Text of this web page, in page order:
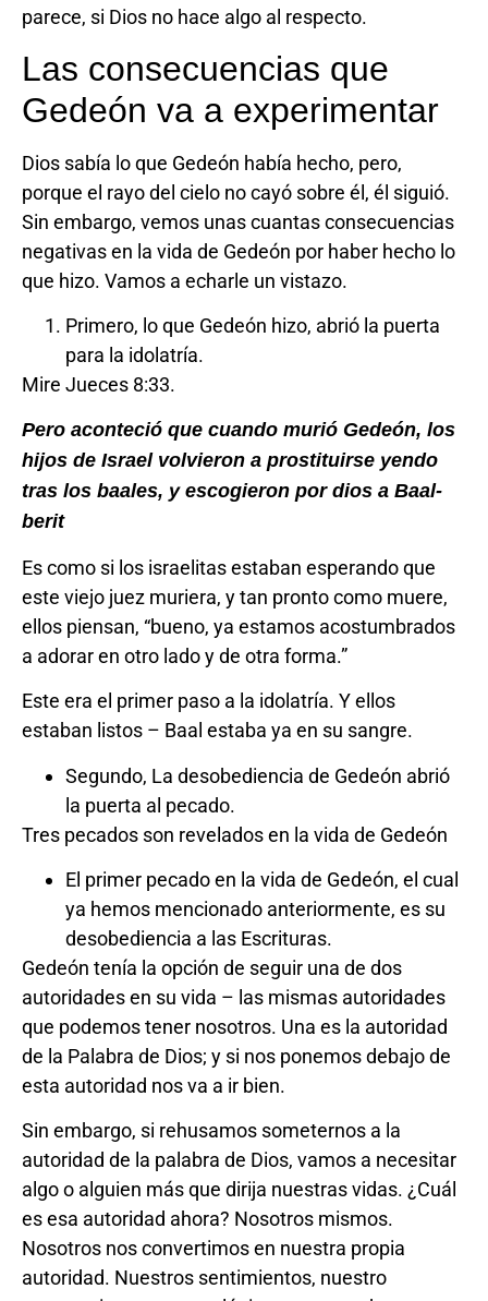
parece, si Dios no hace algo al respecto.
Las consecuencias que
Gedeón va a experimentar
Dios sabía lo que Gedeón había hecho, pero,
porque el rayo del cielo no cayó sobre él, él siguió.
Sin embargo, vemos unas cuantas consecuencias
negativas en la vida de Gedeón por haber hecho lo
que hizo. Vamos a echarle un vistazo.
Primero, lo que Gedeón hizo, abrió la puerta
para la idolatría.
Mire Jueces 8:33.
Pero aconteció que cuando murió Gedeón, los
hijos de Israel volvieron a prostituirse yendo
tras los baales, y escogieron por dios a Baal-
berit
Es como si los israelitas estaban esperando que
este viejo juez muriera, y tan pronto como muere,
ellos piensan, “bueno, ya estamos acostumbrados
a adorar en otro lado y de otra forma.”
Este era el primer paso a la idolatría. Y ellos
estaban listos – Baal estaba ya en su sangre.
Segundo, La desobediencia de Gedeón abrió
la puerta al pecado.
Tres pecados son revelados en la vida de Gedeón
El primer pecado en la vida de Gedeón, el cual
ya hemos mencionado anteriormente, es su
desobediencia a las Escrituras.
Gedeón tenía la opción de seguir una de dos
autoridades en su vida – las mismas autoridades
que podemos tener nosotros. Una es la autoridad
de la Palabra de Dios; y si nos ponemos debajo de
esta autoridad nos va a ir bien.
Sin embargo, si rehusamos someternos a la
autoridad de la palabra de Dios, vamos a necesitar
algo o alguien más que dirija nuestras vidas. ¿Cuál
es esa autoridad ahora? Nosotros mismos.
Nosotros nos convertimos en nuestra propia
autoridad. Nuestros sentimientos, nuestro